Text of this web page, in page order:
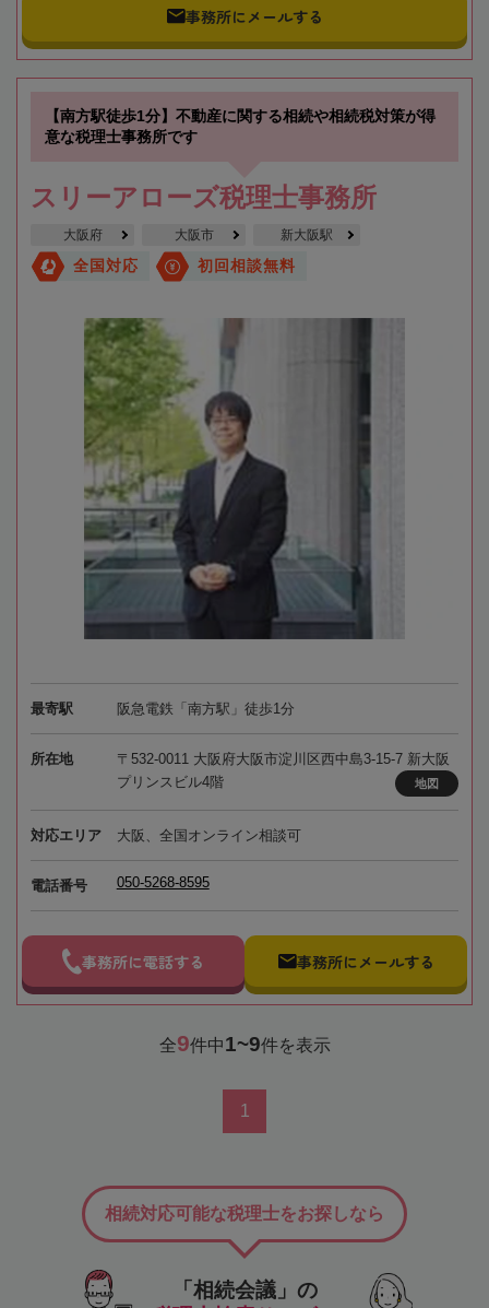
事務所にメールする
【南方駅徒歩1分】不動産に関する相続や相続税対策が得
意な税理士事務所です
スリーアローズ税理士事務所
大阪府 大阪市 新大阪駅
全国対応 初回相談無料
最寄駅 阪急電鉄「南方駅」徒歩1分
所在地
〒532-0011 大阪府大阪市淀川区西中島3-15-7 新大阪
プリンスビル4階
地図
対応エリア 大阪、全国オンライン相談可
電話番号 050-5268-8595
事務所に電話する 事務所にメールする
全9件中1~9件を表示
1
「相続会議」の
相続対応可能な税理士をお探しなら